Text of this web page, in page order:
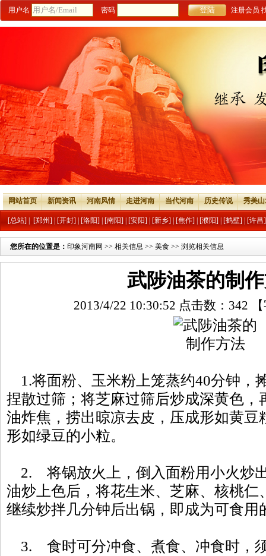
用户名 密码 注册会员
网站首页 新闻资讯 河南风情 走进河南 当代河南 历史传说 秀美
[总站] [郑州] [开封] [洛阳] [南阳] [安阳] [新乡] [焦作] [濮阳] [鹤壁] [许昌]
您所在的位置是： 印象河南网 >> 相关信息 >> 美食 >> 浏览相关信息
武陟油茶的制
2013/4/22 10:30:52 点击数： 342
1.将面粉、玉米粉上笼蒸约40分钟，
捏散过筛；将芝麻过筛后炒成深黄色，
油炸焦，捞出晾凉去皮，压成形如黄豆
形如绿豆的小粒。
2. 将锅放火上，倒入面粉用小火炒
油炒上色后，将花生米、芝麻、核桃仁
继续炒拌几分钟后出锅，即成为可食
3. 食时可分冲食、煮食、冲食时，